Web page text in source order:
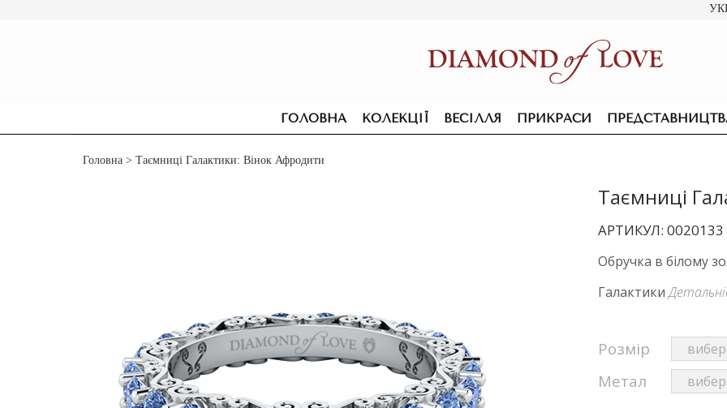
ГОЛОВНА КОЛЕКЦІЇ ВЕСІЛЛЯ
ДЛЯ ЗАРУЧИН
ПРИКРАСИ
СЕРЕЖКИ ПІДВІСКИ ТА КОЛЬЄ
Головна > Таємниці Галактики: Вінок Афродити
Таємниці
АРТИКУЛ: 0020133
Обручка в білому
Галактики
Розмір
Метал